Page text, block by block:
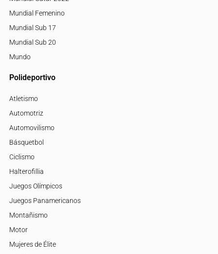
Mundial Femenino
Mundial Sub 17
Mundial Sub 20
Mundo
Polideportivo
Atletismo
Automotriz
Automovilismo
Básquetbol
Ciclismo
Halterofillia
Juegos Olímpicos
Juegos Panamericanos
Montañismo
Motor
Mujeres de Élite